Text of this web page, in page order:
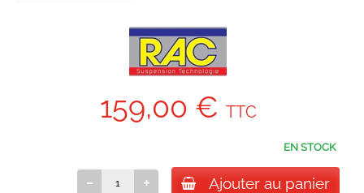
159,00 € TTC
EN STOCK
Ajouter au panier